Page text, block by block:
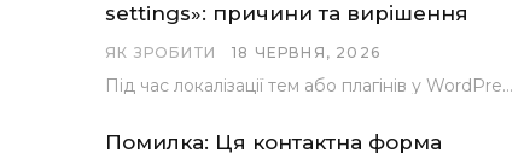
settings»: причини та вирішення
ЯК ЗРОБИТИ 18 ЧЕРВНЯ, 2026
Під час локалізації тем або плагінів у WordPress за допомогою популярного інструменту Loco Translate розробники…
Помилка: Ця контактна форма